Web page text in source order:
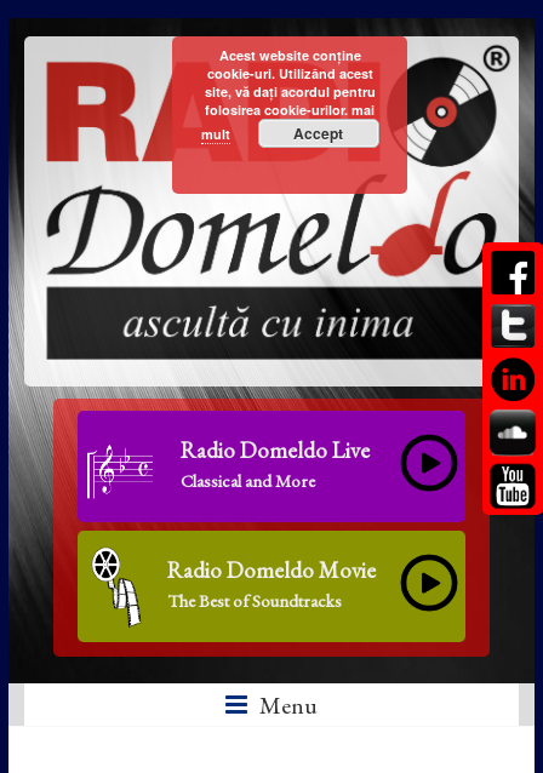
Radio Domeldo Live
Classical and More
Radio Domeldo Movie
The Best of Soundtracks
Menu
Acest website conține
cookie-uri. Utilizând acest
site, vă dați acordul pentru
folosirea cookie-urilor. mai
mult
Accept